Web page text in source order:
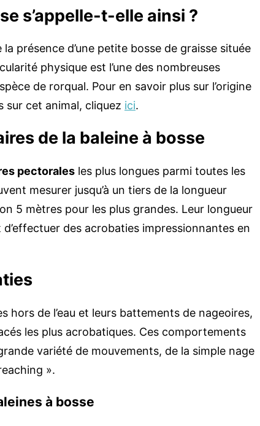
s’appelle-t-elle ainsi ?
présence d’une petite bosse de graisse située
physique est l’une des nombreuses
de rorqual. Pour en savoir plus sur l’origine
sur cet animal, cliquez ici.
de la baleine à bosse
pectorales les plus longues parmi toutes les
mesurer jusqu’à un tiers de la longueur
5 mètres pour les plus grandes. Leur longueur
des acrobaties impressionnantes en
hors de l’eau et leurs battements de nageoires,
les plus acrobatiques. Ces comportements
variété de mouvements, de la simple nage
».
à bosse